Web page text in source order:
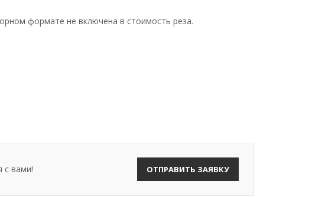
формате не включена в стоимость реза.
с вами! ОТПРАВИТЬ ЗАЯВКУ